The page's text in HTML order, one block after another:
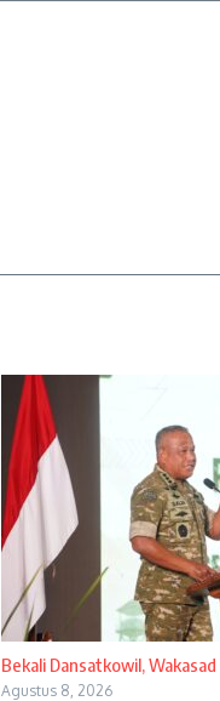
Bekali Dansatkowil,
Agustus 8, 2026